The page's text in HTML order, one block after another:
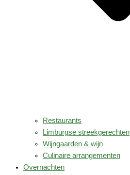
Restaurants
Limburgse streekgerechten
Wijngaarden & wijn
Culinaire arrangementen
Overnachten